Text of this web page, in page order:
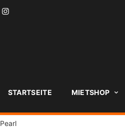
STARTSEITE MIETSHOP
Pearl